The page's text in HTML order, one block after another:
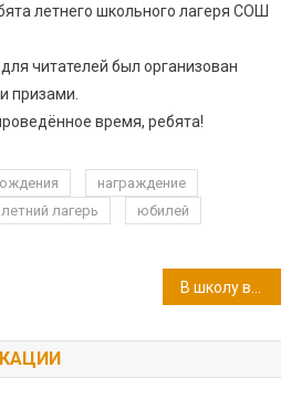
летнего школьного лагеря СОШ
читателей был организован
призами.
время, ребята!
награждение
лагерь
юбилей